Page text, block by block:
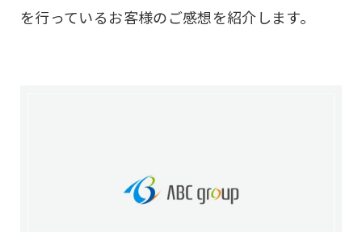
を行っているお客様のご感想を紹介します。